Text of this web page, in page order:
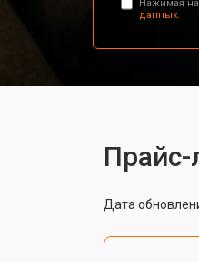
Нажимая
данных.
Прайс-
Дата